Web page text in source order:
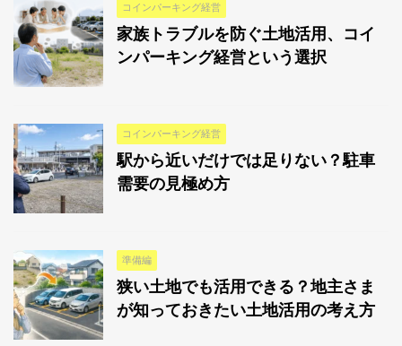
コインパーキング経営
家族トラブルを防ぐ土地活用、コイ
ンパーキング経営という選択
コインパーキング経営
駅から近いだけでは足りない？駐車
需要の見極め方
準備編
狭い土地でも活用できる？地主さま
が知っておきたい土地活用の考え方